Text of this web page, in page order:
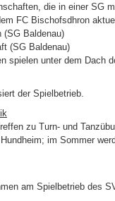
die in einer SG
FC Bischofsdhron
(SG Baldenau)
(SG Baldenau)
spielen unter dem Dach
der Spielbetrieb.
zu Turn- und
im Sommer
am Spielbetrieb des